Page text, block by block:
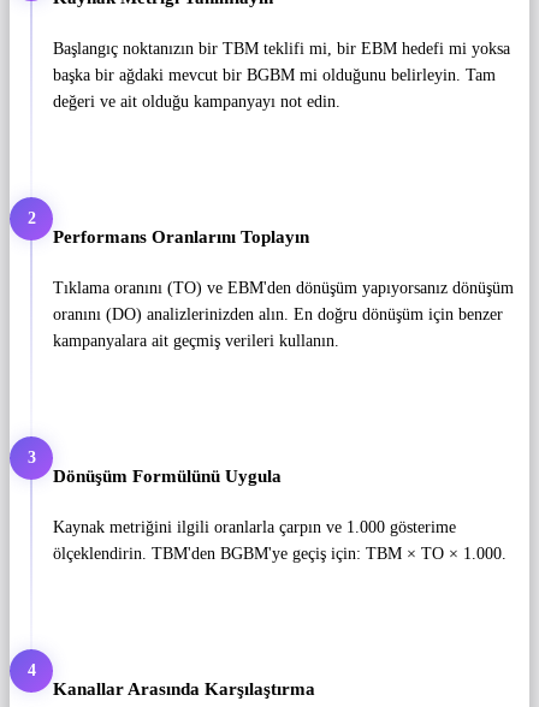
Başlangıç ​​noktanızın bir TBM teklifi mi, bir EBM hedefi mi yoksa
başka bir ağdaki mevcut bir BGBM mi olduğunu belirleyin. Tam
değeri ve ait olduğu kampanyayı not edin.
2
Performans Oranlarını Toplayın
Tıklama oranını (TO) ve EBM'den dönüşüm yapıyorsanız dönüşüm
oranını (DO) analizlerinizden alın. En doğru dönüşüm için benzer
kampanyalara ait geçmiş verileri kullanın.
3
Dönüşüm Formülünü Uygula
Kaynak metriğini ilgili oranlarla çarpın ve 1.000 gösterime
ölçeklendirin. TBM'den BGBM'ye geçiş için: TBM × TO × 1.000.
4
Kanallar Arasında Karşılaştırma